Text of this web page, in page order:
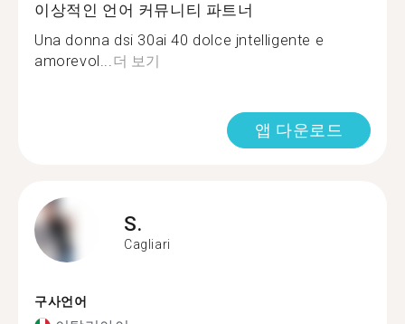
이상적인 언어 커뮤니티 파트너
Una donna dsi 30ai 40 dolce jntelligente e
amorevol...더 보기
앱 다운로드
S.
Cagliari
구사언어